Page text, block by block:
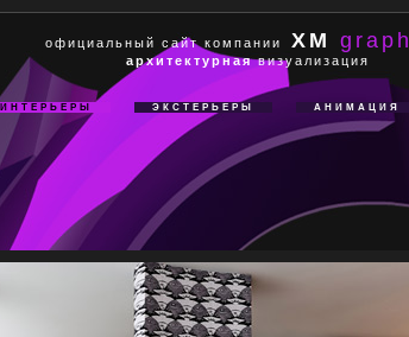
официальный сайт компании XM graph
архитектурнаявизуализация
ИНТЕРЬЕРЫ ЭКСТЕРЬЕРЫ АНИМАЦИЯ